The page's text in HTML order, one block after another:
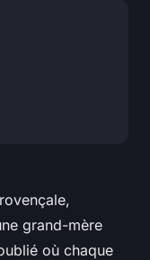
grand-mère
où chaque